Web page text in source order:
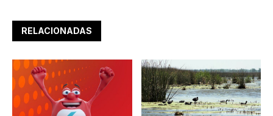
RELACIONADAS